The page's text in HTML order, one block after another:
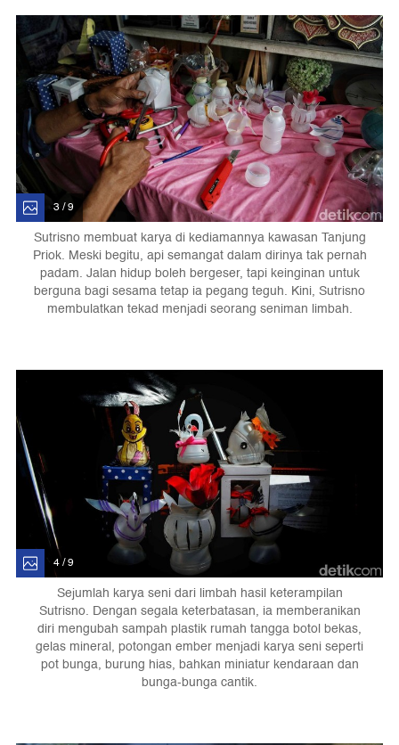
3 / 9
Sutrisno membuat karya di kediamannya kawasan Tanjung
Priok. Meski begitu, api semangat dalam dirinya tak pernah
padam. Jalan hidup boleh bergeser, tapi keinginan untuk
berguna bagi sesama tetap ia pegang teguh. Kini, Sutrisno
membulatkan tekad menjadi seorang seniman limbah.
4 / 9
Sejumlah karya seni dari limbah hasil keterampilan
Sutrisno. Dengan segala keterbatasan, ia memberanikan
diri mengubah sampah plastik rumah tangga botol bekas,
gelas mineral, potongan ember menjadi karya seni seperti
pot bunga, burung hias, bahkan miniatur kendaraan dan
bunga-bunga cantik.